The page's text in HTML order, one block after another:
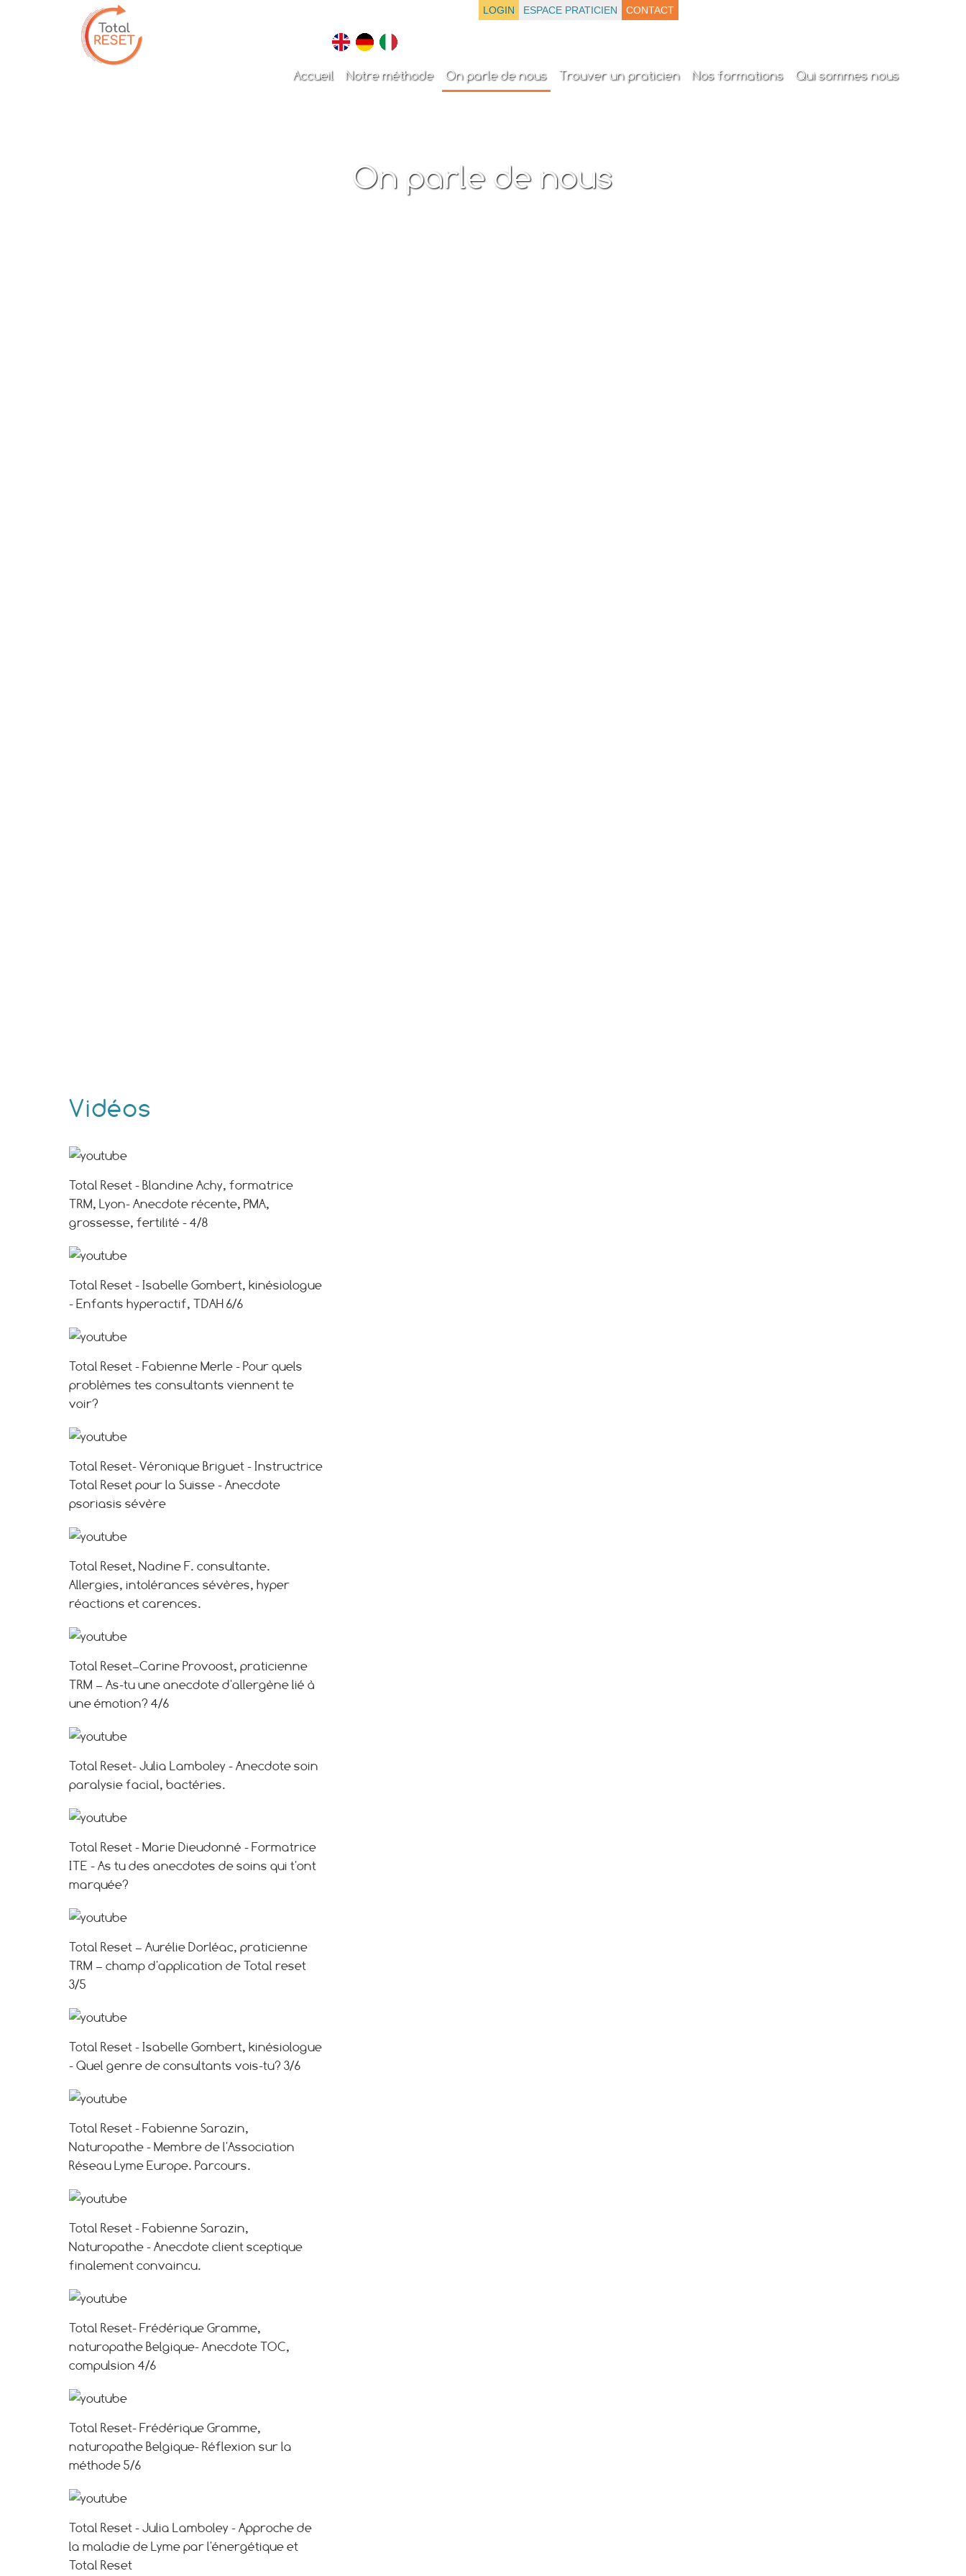
LOGIN ESPACE PRATICIEN CONTACT
Accueil Notre méthode On parle de nous Trouver un praticien Nos formations Qui sommes nous
On parle de nous
Vidéos
Total Reset - Blandine Achy, formatrice
TRM, Lyon- Anecdote récente, PMA,
grossesse, fertilité - 4/8
Total Reset - Isabelle Gombert, kinésiologue
- Enfants hyperactif, TDAH 6/6
Total Reset - Fabienne Merle - Pour quels
problèmes tes consultants viennent te
voir?
Total Reset- Véronique Briguet - Instructrice
Total Reset pour la Suisse - Anecdote
psoriasis sévère
Total Reset, Nadine F. consultante.
Allergies, intolérances sévères, hyper
réactions et carences.
Total Reset–Carine Provoost, praticienne
TRM – As-tu une anecdote d'allergène lié à
une émotion? 4/6
Total Reset- Julia Lamboley - Anecdote soin
paralysie facial, bactéries.
Total Reset - Marie Dieudonné - Formatrice
ITE - As tu des anecdotes de soins qui t'ont
marquée?
Total Reset – Aurélie Dorléac, praticienne
TRM – champ d'application de Total reset
3/5
Total Reset - Isabelle Gombert, kinésiologue
- Quel genre de consultants vois-tu? 3/6
Total Reset - Fabienne Sarazin,
Naturopathe - Membre de l'Association
Réseau Lyme Europe. Parcours.
Total Reset - Fabienne Sarazin,
Naturopathe - Anecdote client sceptique
finalement convaincu.
Total Reset- Frédérique Gramme,
naturopathe Belgique- Anecdote TOC,
compulsion 4/6
Total Reset- Frédérique Gramme,
naturopathe Belgique- Réflexion sur la
méthode 5/6
Total Reset - Julia Lamboley - Approche de
la maladie de Lyme par l'énergétique et
Total Reset